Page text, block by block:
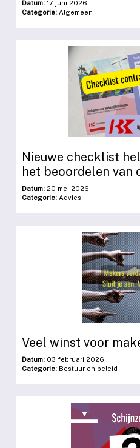
Datum: 17 juni 2026
Categorie: Algemeen
Nieuwe checklist
het beoordelen van
Datum: 20 mei 2026
Categorie: Advies
Veel winst voor
Datum: 03 februari 2026
Categorie: Bestuur en beleid